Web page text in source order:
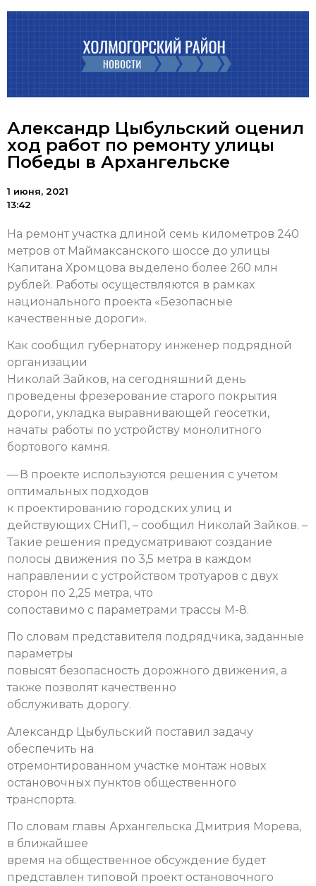
Александр Цыбульский оценил
ход работ по ремонту улицы
Победы в Архангельске
1 июня, 2021
13:42
На ремонт участка длиной семь километров 240
метров от Маймаксанского шоссе до улицы
Капитана Хромцова выделено более 260 млн
рублей. Работы осуществляются в рамках
национального проекта «Безопасные
качественные дороги».
Как сообщил губернатору инженер подрядной
организации
Николай Зайков, на сегодняшний день
проведены фрезерование старого покрытия
дороги, укладка выравнивающей геосетки,
начаты работы по устройству монолитного
бортового камня.
— В проекте используются решения с учетом
оптимальных подходов
к проектированию городских улиц и
действующих СНиП, – сообщил Николай Зайков. –
Такие решения предусматривают создание
полосы движения по 3,5 метра в каждом
направлении с устройством тротуаров с двух
сторон по 2,25 метра, что
сопоставимо с параметрами трассы М-8.
По словам представителя подрядчика, заданные
параметры
повысят безопасность дорожного движения, а
также позволят качественно
обслуживать дорогу.
Александр Цыбульский поставил задачу
обеспечить на
отремонтированном участке монтаж новых
остановочных пунктов общественного
транспорта.
По словам главы Архангельска Дмитрия Морева,
в ближайшее
время на общественное обсуждение будет
представлен типовой проект остановочного